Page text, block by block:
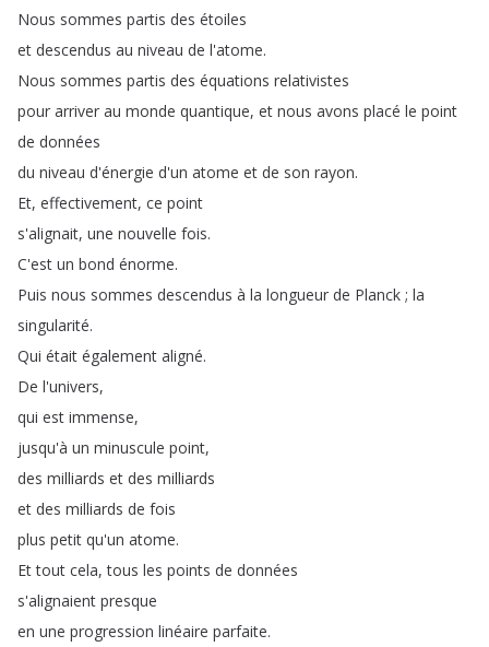
Nous sommes partis des étoiles
et descendus au niveau de l'atome.
Nous sommes partis des équations relativistes
pour arriver au monde quantique, et nous avons placé le point
de données
du niveau d'énergie d'un atome et de son rayon.
Et, effectivement, ce point
s'alignait, une nouvelle fois.
C'est un bond énorme.
Puis nous sommes descendus à la longueur de Planck ; la
singularité.
Qui était également aligné.
De l'univers,
qui est immense,
jusqu'à un minuscule point,
des milliards et des milliards
et des milliards de fois
plus petit qu'un atome.
Et tout cela,tous les points de données
s'alignaient presque
en une progression linéaire parfaite.